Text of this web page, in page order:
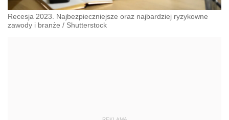
Recesja 2023. Najbezpieczniejsze oraz najbardziej ryzykowne
zawody i branże / Shutterstock